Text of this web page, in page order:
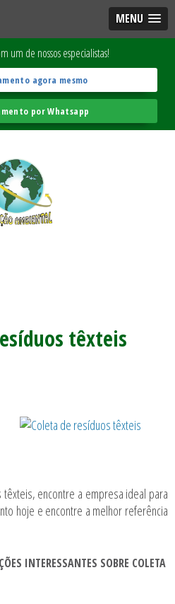
MENU
um de nossos especialistas!
agora mesmo
por Whatsapp
têxteis
têxteis, encontre a empresa ideal para
hoje e encontre a melhor referência
INTERESSANTES SOBRE COLETA